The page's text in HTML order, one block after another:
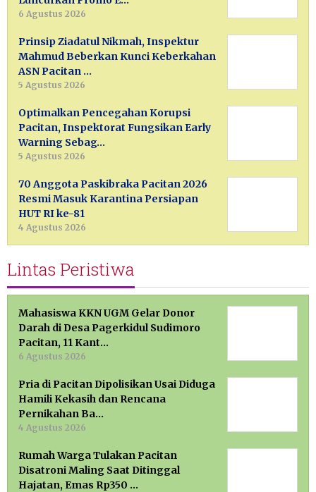
6 Agustus 2026
Prinsip Ziadatul Nikmah, Inspektur
Mahmud Beberkan Kunci Keberkahan
ASN Pacitan …
5 Agustus 2026
Optimalkan Pencegahan Korupsi
Pacitan, Inspektorat Fungsikan Early
Warning Sebag…
5 Agustus 2026
70 Anggota Paskibraka Pacitan 2026
Resmi Masuk Karantina Persiapan
HUT RI ke-81
4 Agustus 2026
Lintas Peristiwa
Mahasiswa KKN UGM Gelar Donor
Darah di Desa Pagerkidul Sudimoro
Pacitan, 11 Kant…
6 Agustus 2026
Pria di Pacitan Dipolisikan Usai Diduga
Hamili Kekasih dan Rencana
Pernikahan Ba…
4 Agustus 2026
Rumah Warga Tulakan Pacitan
Disatroni Maling Saat Ditinggal
Hajatan, Emas Rp350 …